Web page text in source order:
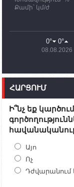
ՄԱԿ-ի
10:07
09:38
Խումբն
Ժամը
Քամի՝ կմ/ժ
0° 0°
08.08.2026
ՀԱՐՑՈՒՄ
Ի՞նչ եք
Այո
Ոչ